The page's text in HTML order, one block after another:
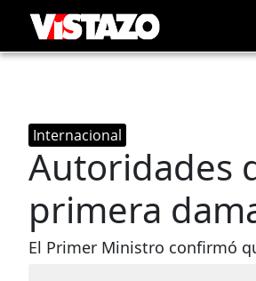
Internacional
Autoridades
primera
El Primer Ministro confirmó